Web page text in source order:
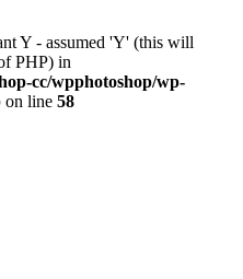
Y - assumed 'Y' (this will
PHP) in
cc/wpphotoshop/wp-
on line 58